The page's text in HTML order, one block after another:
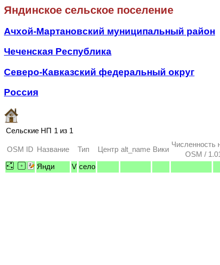
Яндинское сельское поселение
Ачхой-Мартановский муниципальный район
Чеченская Республика
Северо-Кавказский федеральный округ
Россия
Сельские НП 1 из 1
OSM ID Название Тип Центр alt_name Вики
Численность
OSM /
Янди
V село